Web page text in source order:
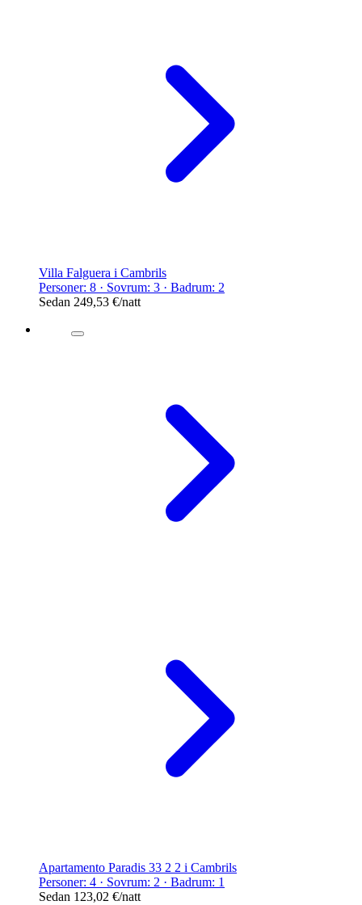
Villa Falguera i Cambrils
Personer: 8 · Sovrum: 3 · Badrum: 2
Sedan 249,53 €/natt
Apartamento Paradis 33 2 2 i Cambrils
Personer: 4 · Sovrum: 2 · Badrum: 1
Sedan 123,02 €/natt